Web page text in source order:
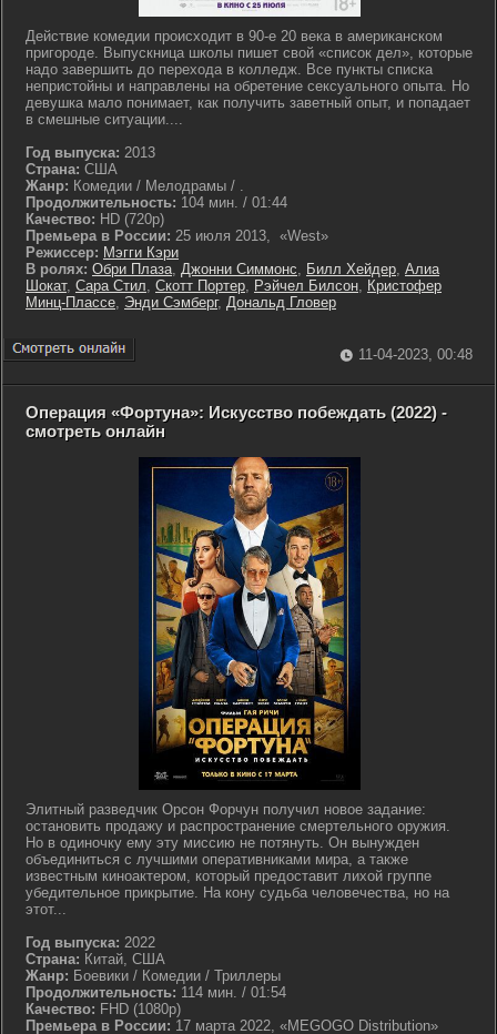
Действие комедии происходит в 90-е 20 века в американском
пригороде. Выпускница школы пишет свой «список дел», которые
надо завершить до перехода в колледж. Все пункты списка
непристойны и направлены на обретение сексуального опыта. Но
девушка мало понимает, как получить заветный опыт, и попадает
в смешные ситуации....
Год выпуска: 2013
Страна: США
Жанр: Комедии / Мелодрамы / .
Продолжительность: 104 мин. / 01:44
Качество: HD (720p)
Премьера в России: 25 июля 2013, «West»
Режиссер: Мэгги Кэри
В ролях: Обри Плаза, Джонни Симмонс, Билл Хейдер, Алиа
Шокат, Сара Стил, Скотт Портер, Рэйчел Билсон, Кристофер
Минц-Плассе, Энди Сэмберг, Дональд Гловер
11-04-2023, 00:48
Операция «Фортуна»: Искусство побеждать (2022) -
смотреть онлайн
Элитный разведчик Орсон Форчун получил новое задание:
остановить продажу и распространение смертельного оружия.
Но в одиночку ему эту миссию не потянуть. Он вынужден
объединиться с лучшими оперативниками мира, а также
известным киноактером, который предоставит лихой группе
убедительное прикрытие. На кону судьба человечества, но на
этот...
Год выпуска: 2022
Страна: Китай, США
Жанр: Боевики / Комедии / Триллеры
Продолжительность: 114 мин. / 01:54
Качество: FHD (1080p)
Премьера в России: 17 марта 2022, «MEGOGO Distribution»